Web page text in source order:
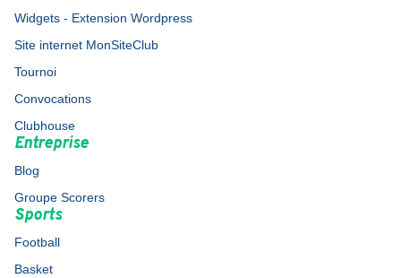
Widgets - Extension Wordpress
Site internet MonSiteClub
Tournoi
Convocations
Clubhouse
Entreprise
Blog
Groupe Scorers
Sports
Football
Basket